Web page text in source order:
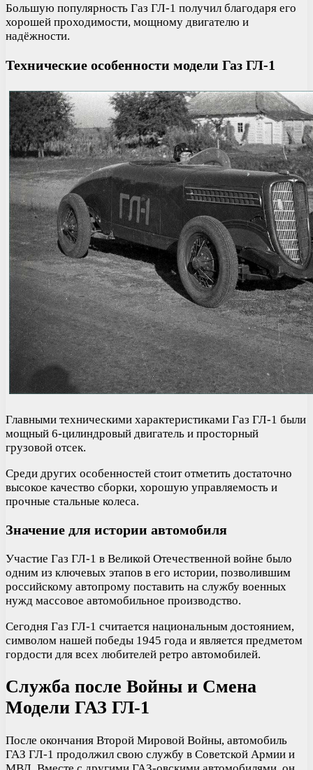
Большую популярность Газ ГЛ-1 получил благодаря его
хорошей проходимости, мощному двигателю и
надёжности.
Технические особенности модели Газ ГЛ-1
Главными техническими характеристиками Газ ГЛ-1 были
мощный 6-цилиндровый двигатель и просторный
грузовой отсек.
Среди других особенностей стоит отметить достаточно
высокое качество сборки, хорошую управляемость и
прочные стальные колеса.
Значение для истории автомобиля
Участие Газ ГЛ-1 в Великой Отечественной войне было
одним из ключевых этапов в его истории, позволившим
российскому автопрому поставить на службу военных
нужд массовое автомобильное производство.
Сегодня Газ ГЛ-1 считается национальным достоянием,
символом нашей победы 1945 года и является предметом
гордости для всех любителей ретро автомобилей.
Служба после Войны и Смена
Модели ГАЗ ГЛ-1
После окончания Второй Мировой Войны, автомобиль
ГАЗ ГЛ-1 продолжил свою службу в Советской Армии и